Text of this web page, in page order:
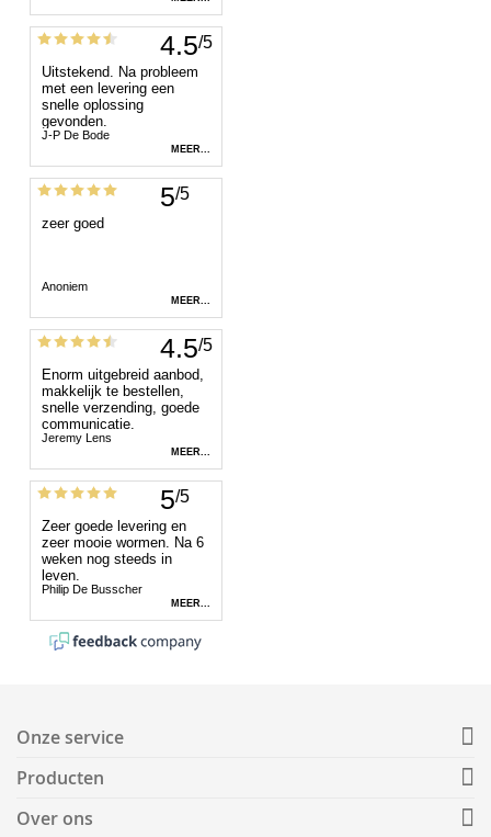
Onze service
Producten
Over ons